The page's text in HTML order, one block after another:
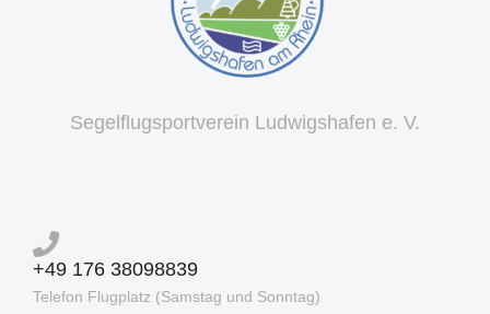
Segelflugsportverein Ludwigshafen e. V.
+49 176 38098839
Telefon Flugplatz (Samstag und Sonntag)